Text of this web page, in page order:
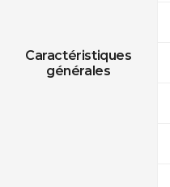
Caractéristiques
générales